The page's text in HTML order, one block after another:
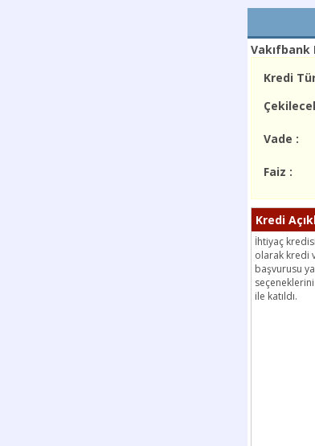
Vakıfbank
Kredi
Vade :
Faiz :
Kredi
İhtiyaç
olarak kredi
başvurusu
ile katıldı.